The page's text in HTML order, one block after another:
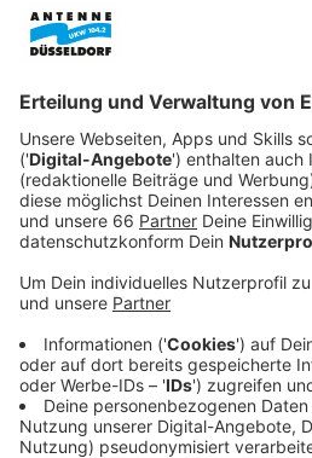
großen Gruppe, kann sich am
VolksgartenParkrun
Gemeinschaftslauf zieht sich
durch den Volksgarten.
Ballonwiese im Volksgarten um
geht es dann um 9 Uhr. Nach
Teilnehmende ins Café
angepasste Arbeit, um dort
frühstücken.
Anzeige